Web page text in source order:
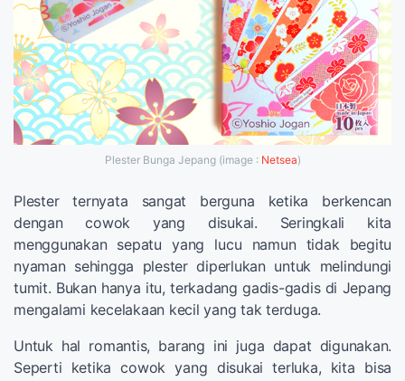
Plester Bunga Jepang (image : Netsea)
Plester ternyata sangat berguna ketika berkencan
dengan cowok yang disukai. Seringkali kita
menggunakan sepatu yang lucu namun tidak begitu
nyaman sehingga plester diperlukan untuk melindungi
tumit. Bukan hanya itu, terkadang gadis-gadis di Jepang
mengalami kecelakaan kecil yang tak terduga.
Untuk hal romantis, barang ini juga dapat digunakan.
Seperti ketika cowok yang disukai terluka, kita bisa